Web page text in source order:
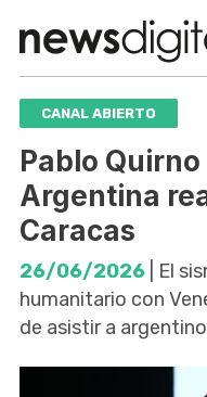
CANAL ABIERTO
Pablo
Argentina
Caracas
26/06/2026 | El
humanitario con
de asistir a